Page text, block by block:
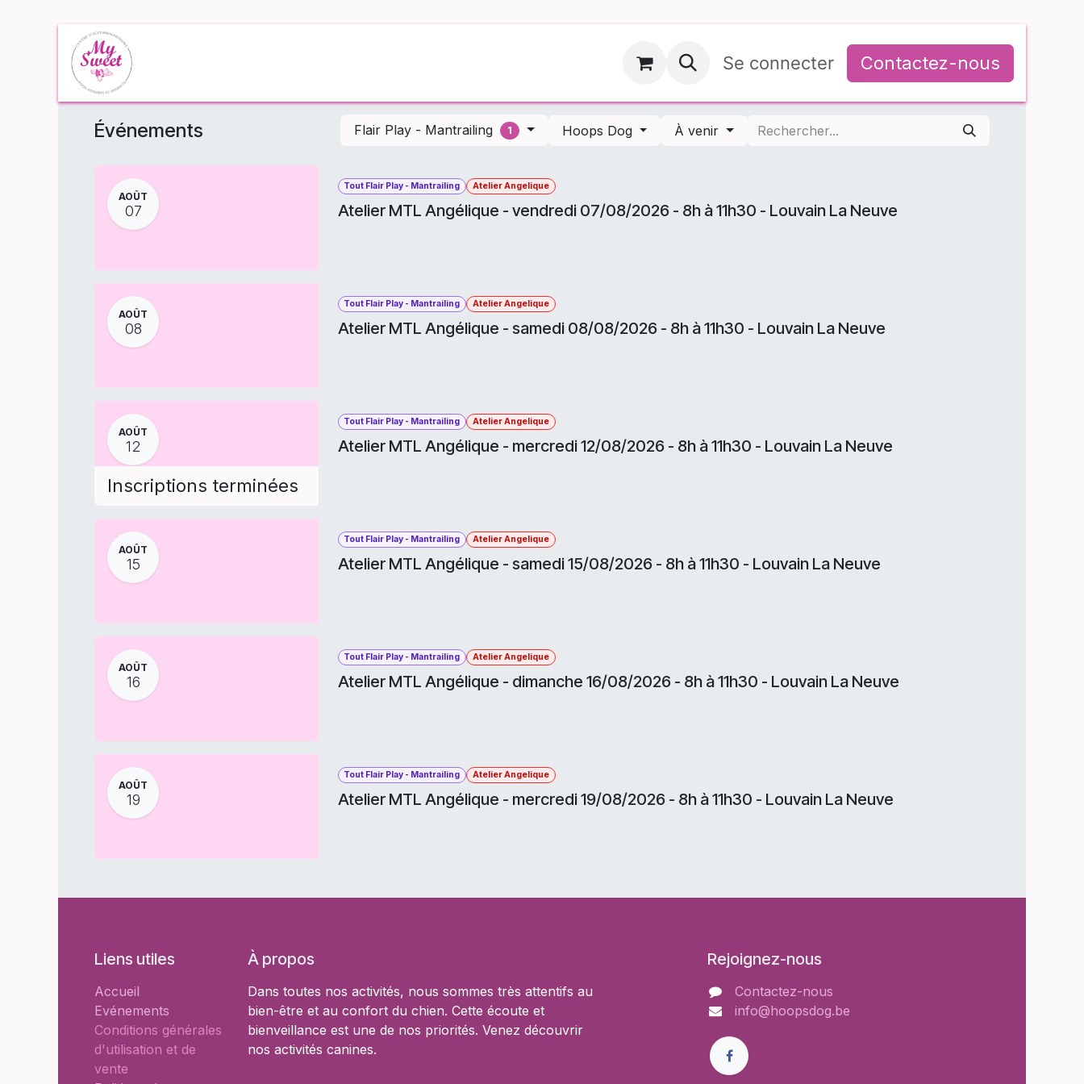
Se rendre au contenu
Se connecter Contactez-nous
Événements Flair Play - Mantrailing 1 Hoops Dog À venir
AOÛT
07
Tout Flair Play - Mantrailing Atelier Angelique
Atelier MTL Angélique - vendredi 07/08/2026 - 8h à 11h30 - Louvain La Neuve
AOÛT
08
Tout Flair Play - Mantrailing Atelier Angelique
Atelier MTL Angélique - samedi 08/08/2026 - 8h à 11h30 - Louvain La Neuve
AOÛT
12
Inscriptions terminées
Tout Flair Play - Mantrailing Atelier Angelique
Atelier MTL Angélique - mercredi 12/08/2026 - 8h à 11h30 - Louvain La Neuve
AOÛT
15
Tout Flair Play - Mantrailing Atelier Angelique
Atelier MTL Angélique - samedi 15/08/2026 - 8h à 11h30 - Louvain La Neuve
AOÛT
16
Tout Flair Play - Mantrailing Atelier Angelique
Atelier MTL Angélique - dimanche 16/08/2026 - 8h à 11h30 - Louvain La Neuve
AOÛT
19
Tout Flair Play - Mantrailing Atelier Angelique
Atelier MTL Angélique - mercredi 19/08/2026 - 8h à 11h30 - Louvain La Neuve
Liens utiles
Accueil
Evénements
Conditions générales
d'utilisation et de
vente
À propos
Dans toutes nos activités, nous sommes très attentifs au
bien-être et au confort du chien. Cette écoute et
bienveillance est une de nos priorités. Venez découvrir
nos activités canines.
Rejoignez-nous
Contactez-nous
info@hoopsdog.be